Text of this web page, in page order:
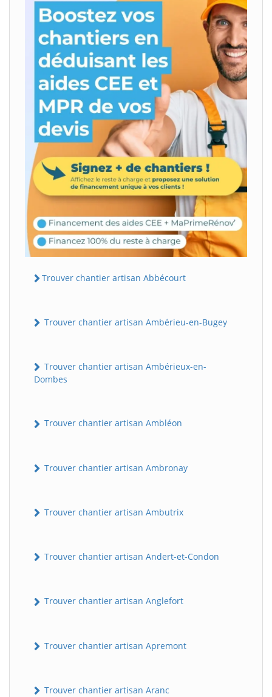
Trouver chantier artisan Abbécourt
Trouver chantier artisan Ambérieu-en-Bugey
Trouver chantier artisan Ambérieux-en-
Dombes
Trouver chantier artisan Ambléon
Trouver chantier artisan Ambronay
Trouver chantier artisan Ambutrix
Trouver chantier artisan Andert-et-Condon
Trouver chantier artisan Anglefort
Trouver chantier artisan Apremont
Trouver chantier artisan Aranc